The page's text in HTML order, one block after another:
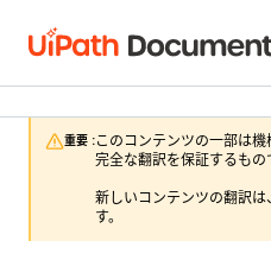
重要 :このコンテンツの一部は機
完全な翻訳を保証するもの
新しいコンテンツの翻訳
す。